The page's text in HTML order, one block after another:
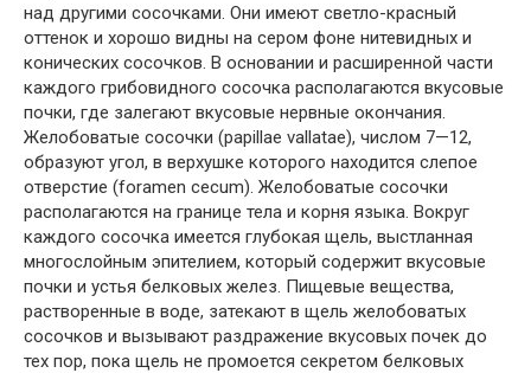
над другими сосочками. Они имеют светло-красный
оттенок и хорошо видны на сером фоне нитевидных и
конических сосочков. В основании и расширенной части
каждого грибовидного сосочка располагаются вкусовые
почки, где залегают вкусовые нервные окончания.
Желобоватые сосочки (papillae vallatae), числом 7—12,
образуют угол, в верхушке которого находится слепое
отверстие (foramen cecum). Желобоватые сосочки
располагаются на границе тела и корня языка. Вокруг
каждого сосочка имеется глубокая щель, выстланная
многослойным эпителием, который содержит вкусовые
почки и устья белковых желез. Пищевые вещества,
растворенные в воде, затекают в щель желобоватых
сосочков и вызывают раздражение вкусовых почек до
тех пор, пока щель не промоется секретом белковых